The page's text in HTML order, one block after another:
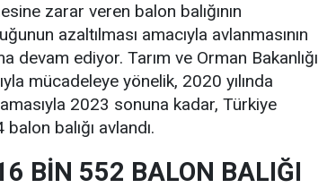
zarar veren balon balığının
azaltılması amacıyla avlanmasının
devam ediyor. Tarım ve Orman Bakanlığı
mücadeleye yönelik, 2020 yılında
2023 sonuna kadar, Türkiye
balığı avlandı.
BİN 552 BALON BALIĞI